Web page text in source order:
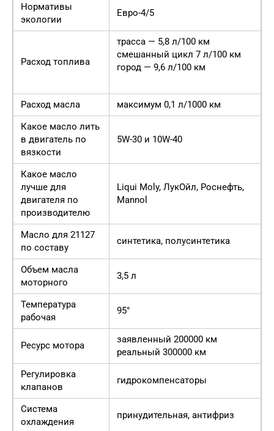
Нормативы
экологии
Евро-4/5
Расход топлива
трасса — 5,8 л/100 км
смешанный цикл 7 л/100 км
город — 9,6 л/100 км
Расход масла
максимум 0,1 л/1000 км
Какое масло лить
в двигатель по
вязкости
5W-30 и 10W-40
Какое масло
лучше для
двигателя по
производителю
Liqui Moly, ЛукОйл, Роснефть,
Mannol
Масло для 21127
по составу
синтетика, полусинтетика
Объем масла
моторного
3,5 л
Температура
рабочая
95°
Ресурс мотора
заявленный 200000 км
реальный 300000 км
Регулировка
клапанов
гидрокомпенсаторы
Система
охлаждения
принудительная, антифриз